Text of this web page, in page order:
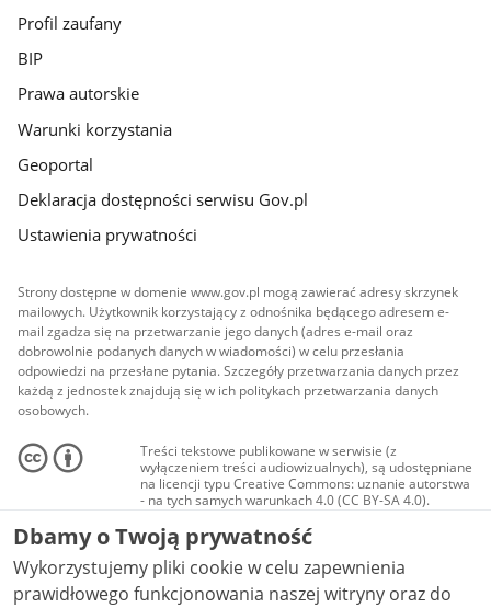
Profil zaufany
BIP
Prawa autorskie
Warunki korzystania
Geoportal
Deklaracja dostępności serwisu Gov.pl
Ustawienia prywatności
Strony dostępne w domenie www.gov.pl mogą zawierać adresy skrzynek
mailowych. Użytkownik korzystający z odnośnika będącego adresem e-
mail zgadza się na przetwarzanie jego danych (adres e-mail oraz
dobrowolnie podanych danych w wiadomości) w celu przesłania
odpowiedzi na przesłane pytania. Szczegóły przetwarzania danych przez
każdą z jednostek znajdują się w ich politykach przetwarzania danych
osobowych.
Treści tekstowe publikowane w serwisie (z
wyłączeniem treści audiowizualnych), są udostępniane
na licencji typu Creative Commons: uznanie autorstwa
- na tych samych warunkach 4.0 (CC BY-SA 4.0).
Materiały audiowizualne, w tym zdjęcia, materiały
audio i wideo, są udostępniane na licencji typu
Creative Commons: uznanie autorstwa użycie
niekomercyjne - bez utworów zależnych 4.0 (CC BY-
NC-ND 4.0), o ile nie jest to stwierdzone inaczej.
Dbamy o Twoją prywatność
Wykorzystujemy pliki cookie w celu zapewnienia
prawidłowego funkcjonowania naszej witryny oraz do